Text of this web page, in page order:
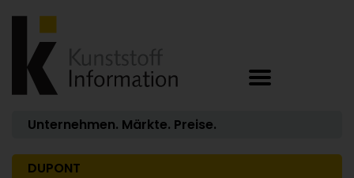
Unternehmen. Märkte. Preise.
DUPONT